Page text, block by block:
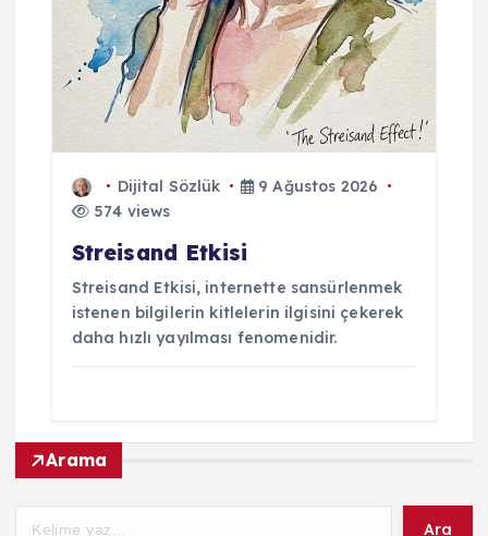
Dijital Sözlük
9 Ağustos 2026
574 views
Streisand Etkisi
Streisand Etkisi, internette sansürlenmek
istenen bilgilerin kitlelerin ilgisini çekerek
daha hızlı yayılması fenomenidir.
Arama
Ara